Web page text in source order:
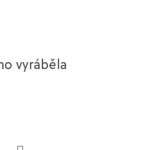
vyráběla